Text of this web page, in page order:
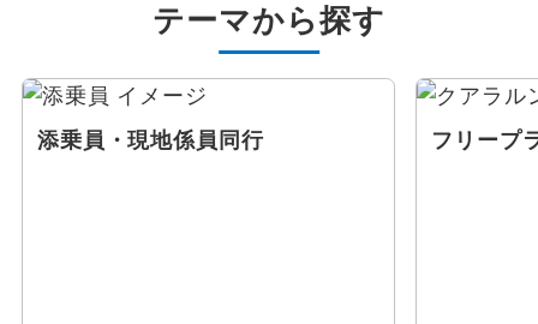
テーマから探す
添乗員・現地係員同行 フリープ